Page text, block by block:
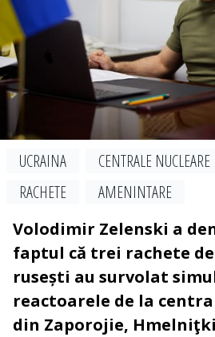
UCRAINA CENTRALE NUCLEARE
RACHETE
AMENINTARE
Volodimir Zelenski a
faptul că trei rachete
rusești au survolat
reactoarele de la
din Zaporojie,